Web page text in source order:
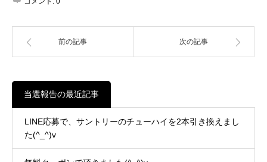
前の記事 次の記事
当選報告の最近記事
LINE応募で、サントリーのチューハイを2本引き換えまし
た(^_^)v